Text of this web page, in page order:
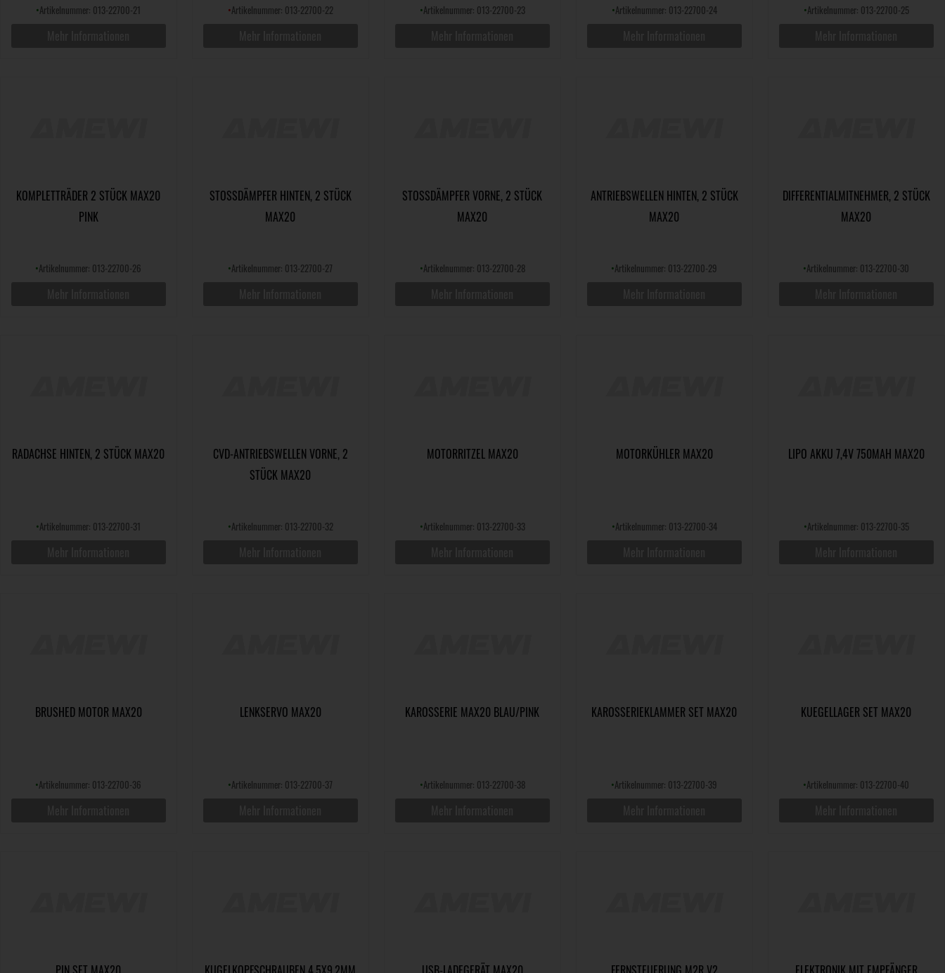
•Artikelnummer: 013-22700-21 •Artikelnummer: 013-22700-22 •Artikelnummer: 013-22700-23 •Artikelnummer: 013-22700-24 •Artikelnummer: 013-22700-25
KOMPLETTRÄDER 2 STÜCK MAX20
PINK
•Artikelnummer: 013-22700-26
STOSSDÄMPFER HINTEN, 2 STÜCK M
AX20
•Artikelnummer: 013-22700-27
STOSSDÄMPFER VORNE, 2 STÜCK M
AX20
•Artikelnummer: 013-22700-28
ANTRIEBSWELLEN HINTEN, 2 STÜCK
MAX20
•Artikelnummer: 013-22700-29
DIFFERENTIALMITNEHMER, 2 STÜCK
MAX20
•Artikelnummer: 013-22700-30
RADACHSE HINTEN, 2 STÜCK MAX20
•Artikelnummer: 013-22700-31
CVD-ANTRIEBSWELLEN VORNE, 2
STÜCK MAX20
•Artikelnummer: 013-22700-32
MOTORRITZEL MAX20
•Artikelnummer: 013-22700-33
MOTORKÜHLER MAX20
•Artikelnummer: 013-22700-34
LIPO AKKU 7,4V 750MAH MAX20
•Artikelnummer: 013-22700-35
BRUSHED MOTOR MAX20
•Artikelnummer: 013-22700-36
LENKSERVO MAX20
•Artikelnummer: 013-22700-37
KAROSSERIE MAX20 BLAU/PINK
•Artikelnummer: 013-22700-38
KAROSSERIEKLAMMER SET MAX20
•Artikelnummer: 013-22700-39
KUEGELLAGER SET MAX20
•Artikelnummer: 013-22700-40